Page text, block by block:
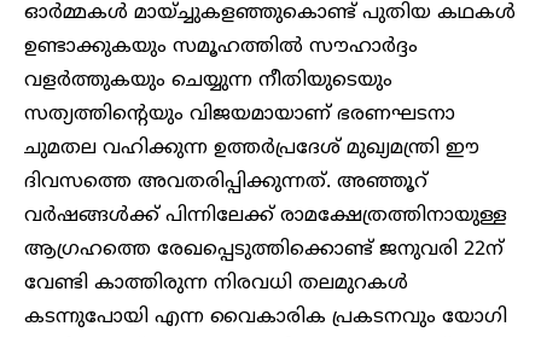
ഓര്‍മ്മകള്‍ മായ്ച്ചുകളഞ്ഞുകൊണ്ട് പുതിയ കഥകള്‍
ഉണ്ടാക്കുകയും സമൂഹത്തില്‍ സൗഹാര്‍ദ്ദം
വളര്‍ത്തുകയും ചെയ്യുന്ന നീതിയുടെയും
സത്യത്തിന്റെയും വിജയമായാണ് ഭരണഘടനാ
ചുമതല വഹിക്കുന്ന ഉത്തര്‍പ്രദേശ് മുഖ്യമന്ത്രി ഈ
ദിവസത്തെ അവതരിപ്പിക്കുന്നത്. അഞ്ഞൂറ്
വര്‍ഷങ്ങള്‍ക്ക് പിന്നിലേക്ക് രാമക്ഷേത്രത്തിനായുള്ള
ആഗ്രഹത്തെ രേഖപ്പെടുത്തിക്കൊണ്ട് ജനുവരി 22ന്
വേണ്ടി കാത്തിരുന്ന നിരവധി തലമുറകള്‍
കടന്നുപോയി എന്ന വൈകാരിക പ്രകടനവും യോഗി